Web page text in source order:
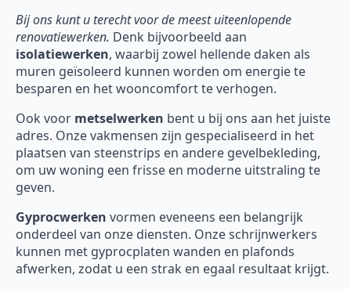
Bij ons kunt u terecht voor de meest uiteenlopende
renovatiewerken. Denk bijvoorbeeld aan
isolatiewerken, waarbij zowel hellende daken als
muren geïsoleerd kunnen worden om energie te
besparen en het wooncomfort te verhogen.
Ook voor metselwerken bent u bij ons aan het juiste
adres. Onze vakmensen zijn gespecialiseerd in het
plaatsen van steenstrips en andere gevelbekleding,
om uw woning een frisse en moderne uitstraling te
geven.
Gyprocwerken vormen eveneens een belangrijk
onderdeel van onze diensten. Onze schrijnwerkers
kunnen met gyprocplaten wanden en plafonds
afwerken, zodat u een strak en egaal resultaat krijgt.